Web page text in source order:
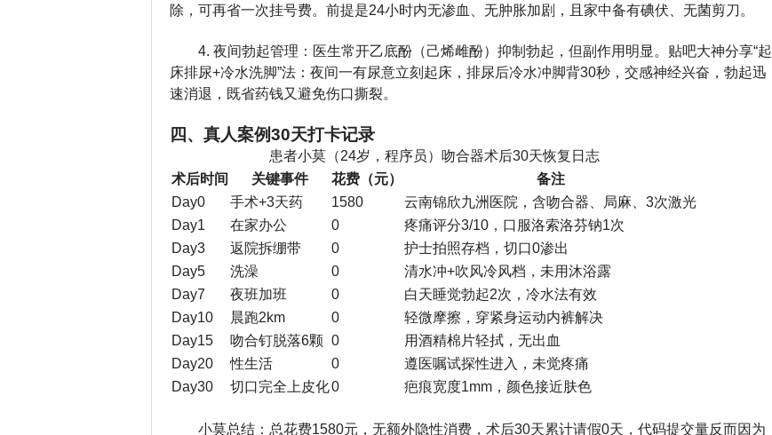
除，可再省一次挂号费。前提是24小时内无渗血、无肿胀加剧，且家中备有碘伏、无菌剪刀。
4. 夜间勃起管理：医生常开乙底酚（己烯雌酚）抑制勃起，但副作用明显。贴吧大神分享“起
床排尿+冷水洗脚”法：夜间一有尿意立刻起床，排尿后冷水冲脚背30秒，交感神经兴奋，勃起迅
速消退，既省药钱又避免伤口撕裂。
四、真人案例30天打卡记录
患者小莫（24岁，程序员）吻合器术后30天恢复日志
术后时间
关键事件 花费（元）
备注
Day0
手术+3天药 1580
云南锦欣九洲医院，含吻合器、局麻、3次激光
Day1
在家办公 0
疼痛评分3/10，口服洛索洛芬钠1次
Day3
返院拆绷带 0
护士拍照存档，切口0渗出
Day5
洗澡 0
清水冲+吹风冷风档，未用沐浴露
Day7
夜班加班 0
白天睡觉勃起2次，冷水法有效
Day10
晨跑2km 0
轻微摩擦，穿紧身运动内裤解决
Day15
吻合钉脱落6颗 0
用酒精棉片轻拭，无出血
Day20
性生活 0
遵医嘱试探性进入，未觉疼痛
Day30
切口完全上皮化0 疤痕宽度1mm，颜色接近肤色
小莫总结：总花费1580元，无额外隐性消费，术后30天累计请假0天，代码提交量反而因为